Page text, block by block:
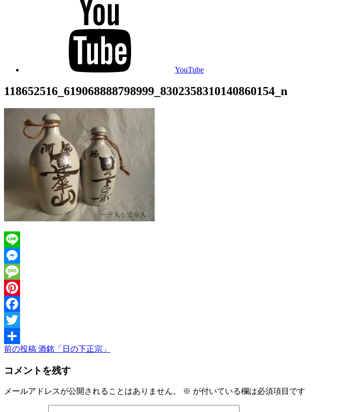
YouTube
118652516_619068888798999_8302358310140860154_n
Line
Messenger
Message
Pinterest
Facebook
Twitter
共
有
投
稿
前
投
前の投稿 酒銘「日の下正宗」
コメントを残す
メールアドレスが公開されることはありません。 ※ が付いている欄は必須項目です